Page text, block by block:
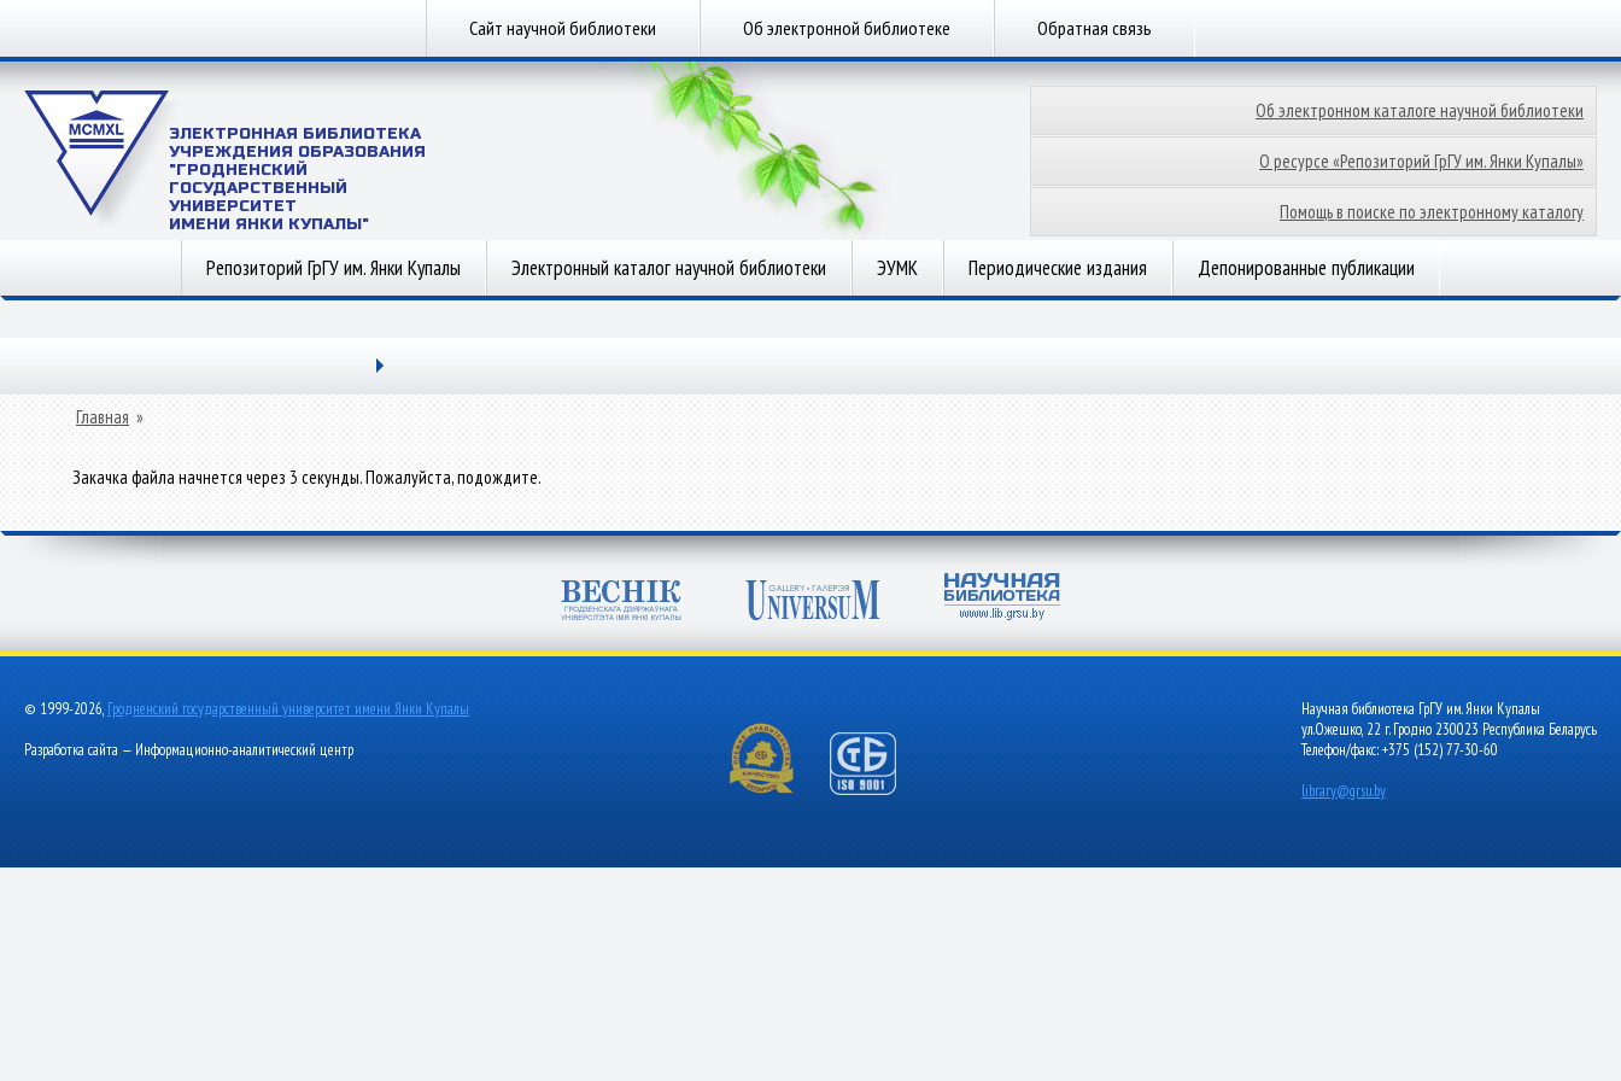
Сайт научной библиотеки Об электронной библиотеке Обратная связь
ЭЛЕКТРОННАЯ БИБЛИОТЕКА
УЧРЕЖДЕНИЯ ОБРАЗОВАНИЯ
"ГРОДНЕНСКИЙ
ГОСУДАРСТВЕННЫЙ
УНИВЕРСИТЕТ
ИМЕНИ ЯНКИ КУПАЛЫ"
Об электронном каталоге научной библиотеки
О ресурсе «Репозиторий ГрГУ им. Янки Купалы»
Помощь в поиске по электронному каталогу
Репозиторий ГрГУ им. Янки Купалы Электронный каталог научной библиотеки ЭУМК Периодические издания Депонированные публикации
Главная »
Закачка файла начнется через 3 секунды. Пожалуйста, подождите.
© 1999-2026, Гродненский государственный университет имени Янки Купалы
Разработка сайта — Информационно-аналитический центр
Научная библиотека ГрГУ им. Янки Купалы
ул.Ожешко, 22 г. Гродно 230023 Республика Беларусь
Телефон/факс: +375 (152) 77-30-60
library@grsu.by